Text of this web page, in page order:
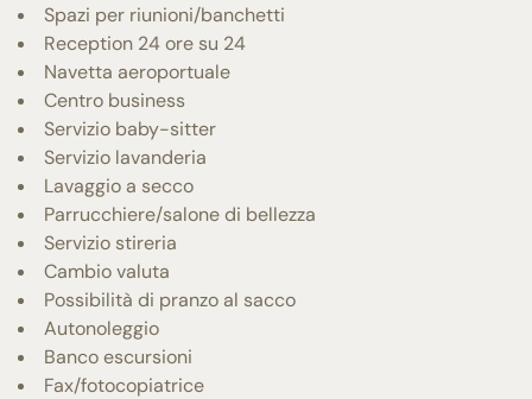
Spazi per riunioni/banchetti
Reception 24 ore su 24
Navetta aeroportuale
Centro business
Servizio baby-sitter
Servizio lavanderia
Lavaggio a secco
Parrucchiere/salone di bellezza
Servizio stireria
Cambio valuta
Possibilità di pranzo al sacco
Autonoleggio
Banco escursioni
Fax/fotocopiatrice